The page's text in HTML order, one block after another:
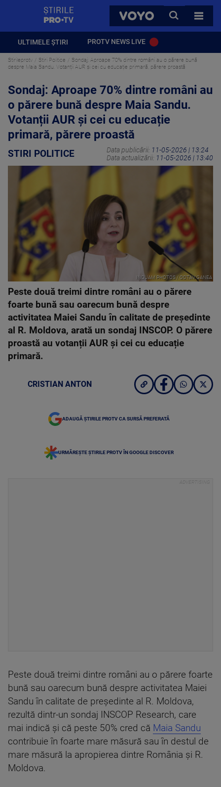
VOYO
CAUTA
TOATE
ULTIMELE ȘTIRI PROTV NEWS LIVE
Stirileprotv Stiri Politice
Sondaj: Aproape 70% dintre români au o părere bună
despre Maia Sandu. Votanții AUR și cei cu educație primară, părere proastă
Sondaj: Aproape 70% dintre români au
o părere bună despre Maia Sandu.
Votanții AUR și cei cu educație
primară, părere proastă
STIRI POLITICE Data publicării: 11-05-2026 | 13:24
Data actualizării: 11-05-2026 | 13:40
INQUAM PHOTOS / OCTAV GANEA
Peste două treimi dintre români au o părere
foarte bună sau oarecum bună despre
activitatea Maiei Sandu în calitate de preşedinte
al R. Moldova, arată un sondaj INSCOP. O părere
proastă au votanții AUR și cei cu educație
primară.
CRISTIAN ANTON
ADAUGĂ ȘTIRILE PROTV CA SURSĂ PREFERATĂ
URMĂREȘTE ȘTIRILE PROTV ÎN GOOGLE DISCOVER
Peste două treimi dintre români au o părere foarte
bună sau oarecum bună despre activitatea Maiei
Sandu în calitate de preşedinte al R. Moldova,
rezultă dintr-un sondaj INSCOP Research, care
mai indică şi că peste 50% cred că Maia Sandu
contribuie în foarte mare măsură sau în destul de
mare măsură la apropierea dintre România şi R.
Moldova.